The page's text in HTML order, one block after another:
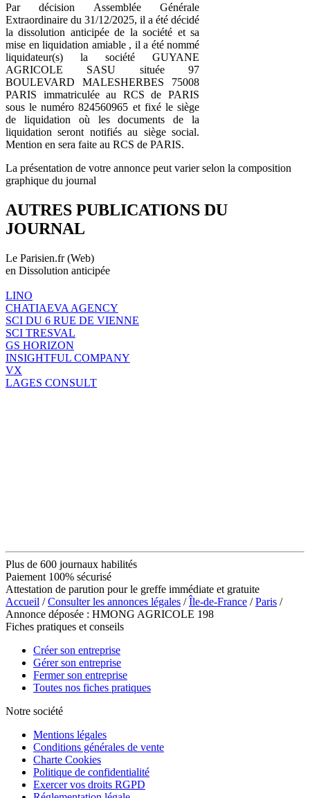
Par décision Assemblée Générale
Extraordinaire du 31/12/2025, il a été décidé
la dissolution anticipée de la société et sa
mise en liquidation amiable , il a été nommé
liquidateur(s) la société GUYANE
AGRICOLE SASU située 97
BOULEVARD MALESHERBES 75008
PARIS immatriculée au RCS de PARIS
sous le numéro 824560965 et fixé le siège
de liquidation où les documents de la
liquidation seront notifiés au siège social.
Mention en sera faite au RCS de PARIS.
La présentation de votre annonce peut varier selon la composition
graphique du journal
AUTRES PUBLICATIONS DU
JOURNAL
Le Parisien.fr (Web)
en Dissolution anticipée
LINO
CHATIAEVA AGENCY
SCI DU 6 RUE DE VIENNE
SCI TRESVAL
GS HORIZON
INSIGHTFUL COMPANY
VX
LAGES CONSULT
Plus de 600 journaux habilités
Paiement 100% sécurisé
Attestation de parution pour le greffe immédiate et gratuite
Accueil /Consulter les annonces légales /Île-de-France /Paris /
Annonce déposée : HMONG AGRICOLE 198
Fiches pratiques et conseils
Créer son entreprise
Gérer son entreprise
Fermer son entreprise
Toutes nos fiches pratiques
Notre société
Mentions légales
Conditions générales de vente
Charte Cookies
Politique de confidentialité
Exercer vos droits RGPD